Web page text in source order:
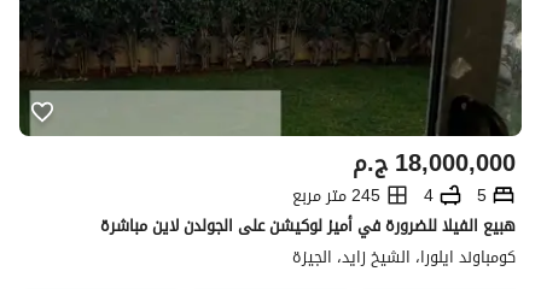
ج.م18,000,000
5
4
245 متر مربع
هبيع الفيلا للضرورة في أميز لوكيشن على الجولدن لاين مباشرة
كومباوند ايلورا، الشيخ زايد، الجيزة